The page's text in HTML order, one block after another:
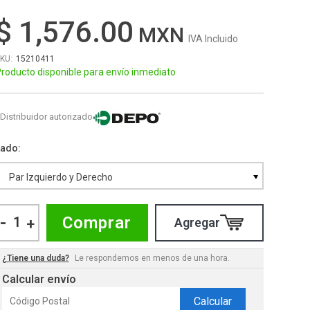
1,576.00 IVA Incluido
15210411
disponible para envío inmediato
Distribuidor autorizado
Par Izquierdo y Derecho
- + Comprar
¿Tiene una duda? Le respondemos en menos de una hora.
Calcular envío
Calcular